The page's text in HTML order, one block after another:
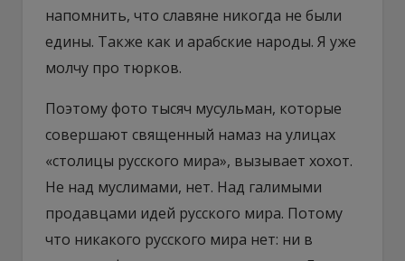
напомнить, что славяне никогда не были
едины. Также как и арабские народы. Я уже
молчу про тюрков.
Поэтому фото тысяч мусульман, которые
совершают священный намаз на улицах
«столицы русского мира», вызывает хохот.
Не над муслимами, нет. Над галимыми
продавцами идей русского мира. Потому
что никакого русского мира нет: ни в